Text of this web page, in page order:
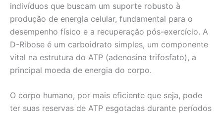
indivíduos que buscam um suporte robusto à
produção de energia celular, fundamental para o
desempenho físico e a recuperação pós-exercício. A
D-Ribose é um carboidrato simples, um componente
vital na estrutura do ATP (adenosina trifosfato), a
principal moeda de energia do corpo.
O corpo humano, por mais eficiente que seja, pode
ter suas reservas de ATP esgotadas durante períodos